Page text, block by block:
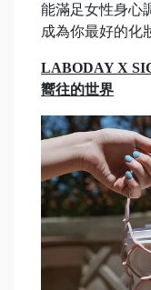
能滿足女性身心
成為你最好的化
LABODAY X
嚮往的世界